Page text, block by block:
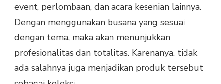
event, perlombaan, dan acara kesenian lainnya.
Dengan menggunakan busana yang sesuai
dengan tema, maka akan menunjukkan
profesionalitas dan totalitas. Karenanya, tidak
ada salahnya juga menjadikan produk tersebut